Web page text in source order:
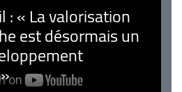
: « La valorisation
est désormais un